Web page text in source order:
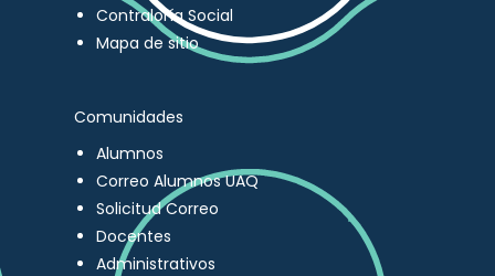
Contraloría Social
Mapa de sitio
Comunidades
Alumnos
Correo Alumnos UAQ
Solicitud Correo
Docentes
Administrativos